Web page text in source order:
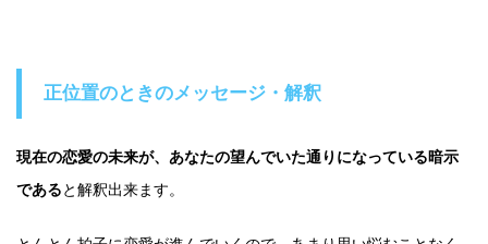
正位置のときのメッセージ・解釈
現在の恋愛の未来が、あなたの望んでいた通りになっている暗示
であると解釈出来ます。